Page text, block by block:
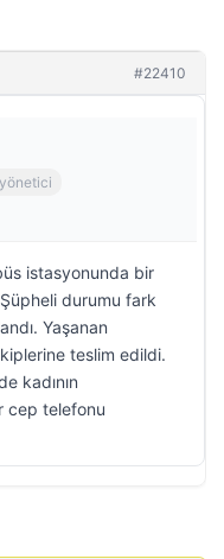
#22410
istasyonunda bir
durumu fark
Yaşanan
teslim edildi.
kadının
cep telefonu